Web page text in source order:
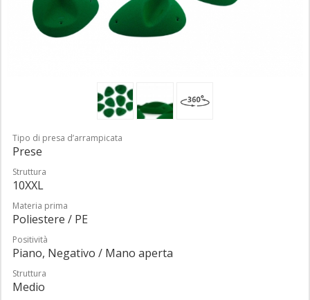
Tipo di presa d’arrampicata
Prese
Struttura
10XXL
Materia prima
Poliestere / PE
Positività
Piano, Negativo / Mano aperta
Struttura
Medio